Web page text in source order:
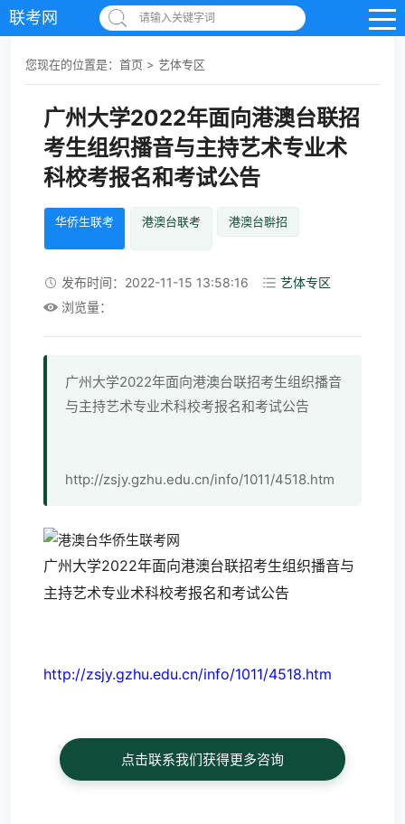
联考网 请输入关键字词
您现在的位置是： 首页 > 艺体专区
广州大学2022年面向港澳台联招
考生组织播音与主持艺术专业术
科校考报名和考试公告
华侨生联考 港澳台联考 港澳台聨招
发布时间：2022-11-15 13:58:16
艺体专区
浏览量：
广州大学2022年面向港澳台联招考生组织播音
与主持艺术专业术科校考报名和考试公告
http://zsjy.gzhu.edu.cn/info/1011/4518.htm
广州大学2022年面向港澳台联招考生组织播音与
主持艺术专业术科校考报名和考试公告
http://zsjy.gzhu.edu.cn/info/1011/4518.htm
点击联系我们获得更多咨询